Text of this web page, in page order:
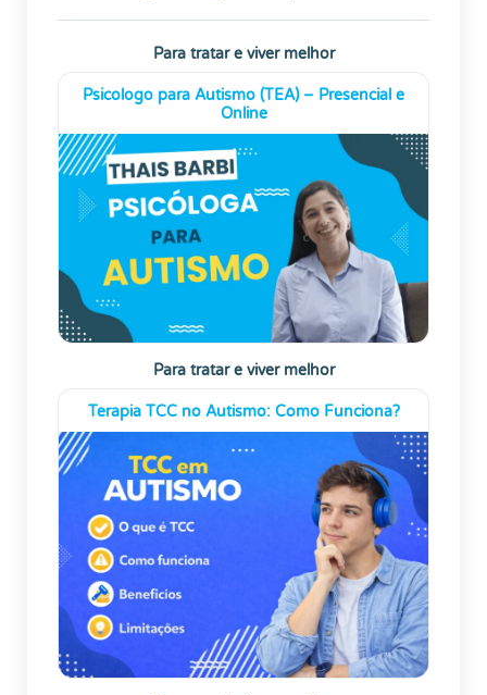
Para tratar e viver melhor
Psicologo para Autismo (TEA) – Presencial e
Online
Para tratar e viver melhor
Terapia TCC no Autismo: Como Funciona?